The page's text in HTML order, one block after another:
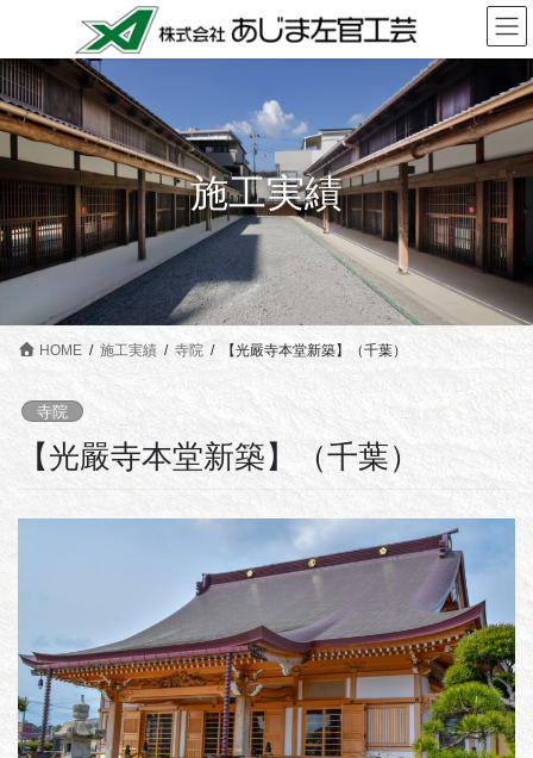
テ
ン
ツ
に
動
ゲ
ー
シ
ョ
に
移
施工実績
HOME 施工実績 寺院 【光嚴寺本堂新築】（千葉）
寺院
【光嚴寺本堂新築】（千葉）